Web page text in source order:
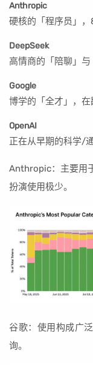
Anthropic
硬核的「程序员」，
DeepSeek
高情商的「陪聊」与
Google
博学的「全才」，在
OpenAI
正在从早期的科学/
Anthropic：主要用
扮演使用极少。
谷歌：使用构成广
询。